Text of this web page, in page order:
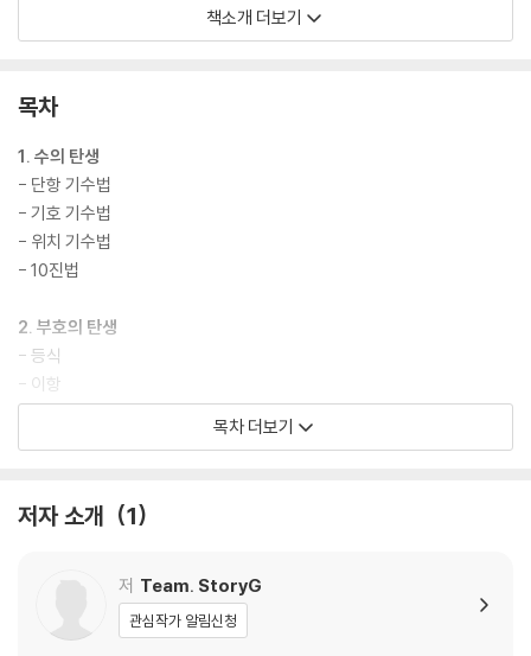
이 책은 수학이 처음 태어난 곳으로 우리를 데려다줄 것입니다. 수가 생겨
나고, 덧셈과 뺄셈이 생겨나고, 분수와 소수가 탄생하던 곳. 그곳에서 우리
진정으로 이해하게 될까요? 이제는 마음의 문을 열고, 수학의 이야기를 들
책소개 더보기
목차
1. 수의 탄생
- 단항 기수법
- 기호 기수법
- 위치 기수법
- 10진법
2. 부호의 탄생
- 등식
- 이항
- 소인수분해
- 통분
목차 더보기
저자 소개 1
저 Team. StoryG
관심작가 알림신청